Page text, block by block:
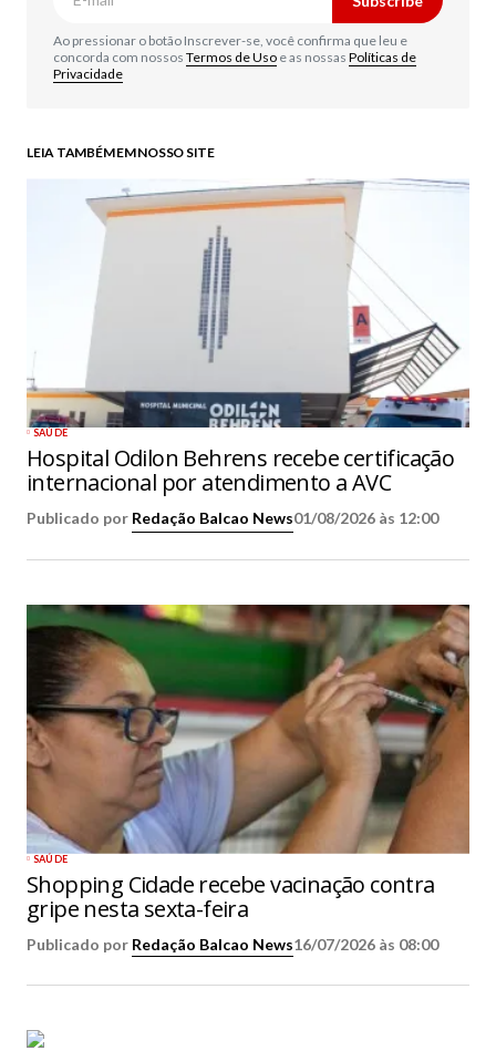
Ao pressionar o botão Inscrever-se, você confirma que leu e
concorda com nossos Termos de Uso e as nossas Políticas de
Privacidade
LEIA TAMBÉM EM NOSSO SITE
SAÚDE
Hospital Odilon Behrens recebe certificação
internacional por atendimento a AVC
Publicado por Redação Balcao News01/08/2026 às 12:00
SAÚDE
Shopping Cidade recebe vacinação contra
gripe nesta sexta-feira
Publicado por Redação Balcao News16/07/2026 às 08:00